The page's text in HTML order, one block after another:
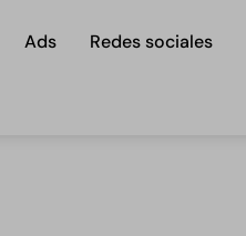
Ads Redes sociales